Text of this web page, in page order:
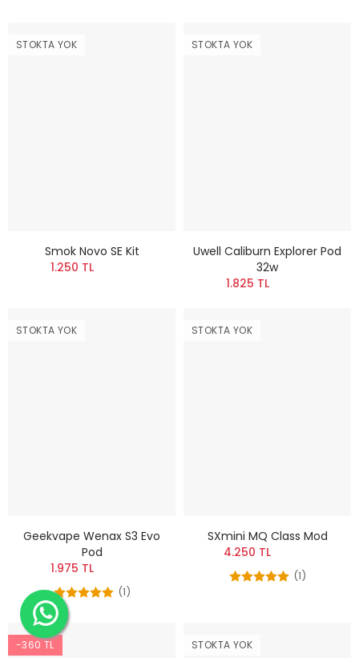
STOKTA YOK
Smok Novo SE Kit
1.250 TL
STOKTA YOK
Uwell Caliburn Explorer Pod
32w
1.825 TL
STOKTA YOK
Geekvape Wenax S3 Evo
Pod
1.975 TL
(1)
STOKTA YOK
SXmini MQ Class Mod
4.250 TL
(1)
-360 TL STOKTA YOK